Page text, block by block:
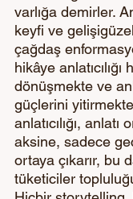
varlığa demirler.
keyfi ve
çağdaş
hikâye anlatıcılığı
dönüşmekte ve
güçlerini
anlatıcılığı, anlatı
aksine, sadece
ortaya çıkarır, bu
tüketiciler